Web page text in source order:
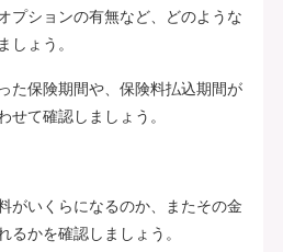
プションの有無など、どのような
しょう。
た保険期間や、保険料払込期間が
せて確認しましょう。
がいくらになるのか、またその金
るかを確認しましょう。